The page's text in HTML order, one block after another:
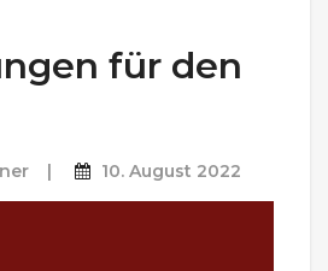
für den
10. August 2022